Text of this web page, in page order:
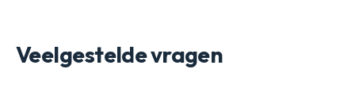
Veelgestelde vragen